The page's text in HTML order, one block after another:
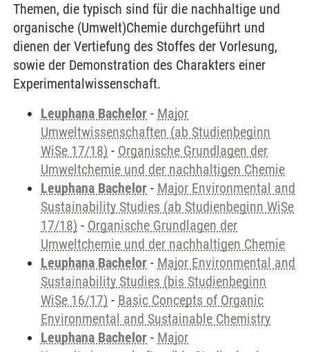
Themen, die typisch sind für die nachhaltige und
organische (Umwelt)Chemie durchgeführt und
dienen der Vertiefung des Stoffes der Vorlesung,
sowie der Demonstration des Charakters einer
Experimentalwissenschaft.
Leuphana Bachelor - Major
Umweltwissenschaften (ab Studienbeginn
WiSe 17/18) - Organische Grundlagen der
Umweltchemie und der nachhaltigen Chemie
Leuphana Bachelor - Major Environmental and
Sustainability Studies (ab Studienbeginn WiSe
17/18) - Organische Grundlagen der
Umweltchemie und der nachhaltigen Chemie
Leuphana Bachelor - Major Environmental and
Sustainability Studies (bis Studienbeginn
WiSe 16/17) - Basic Concepts of Organic
Environmental and Sustainable Chemistry
Leuphana Bachelor - Major